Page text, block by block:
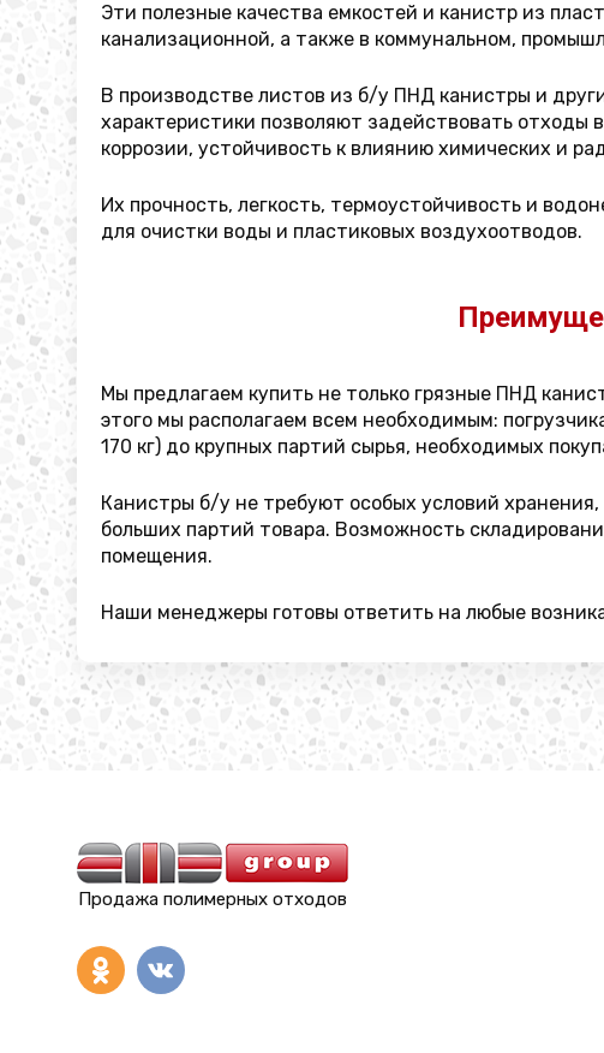
Эти полезные качества емкостей и канистр из
канализационной, а также в коммунальном,
В производстве листов из б/у ПНД канистры и
характеристики позволяют задействовать отходы
коррозии, устойчивость к влиянию химических и
Их прочность, легкость, термоустойчивость и
для очистки воды и пластиковых воздухоотводов.
Мы предлагаем купить не только грязные ПНД
этого мы располагаем всем необходимым:
170 кг) до крупных партий сырья, необходимых
Канистры б/у не требуют особых условий
больших партий товара. Возможность
помещения.
Наши менеджеры готовы ответить на любые
Продажа полимерных отходов